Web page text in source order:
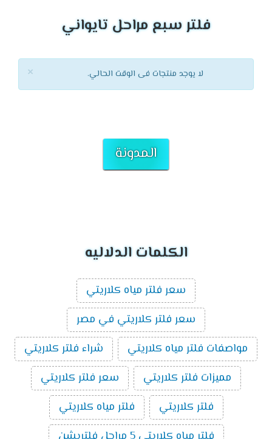
فلتر سبع مراحل تايواني
× لا يوجد منتجات فى الوقت الحالي.
المدونة
الكلمات الدلاليه
سعر فلتر مياه كلاريتي
سعر فلتر كلاريتي في مصر
مواصفات فلتر مياه كلاريتي
شراء فلتر كلاريتي
مميزات فلتر كلاريتي
سعر فلتر كلاريتي
فلتر كلاريتي
فلتر مياه كلاريتي